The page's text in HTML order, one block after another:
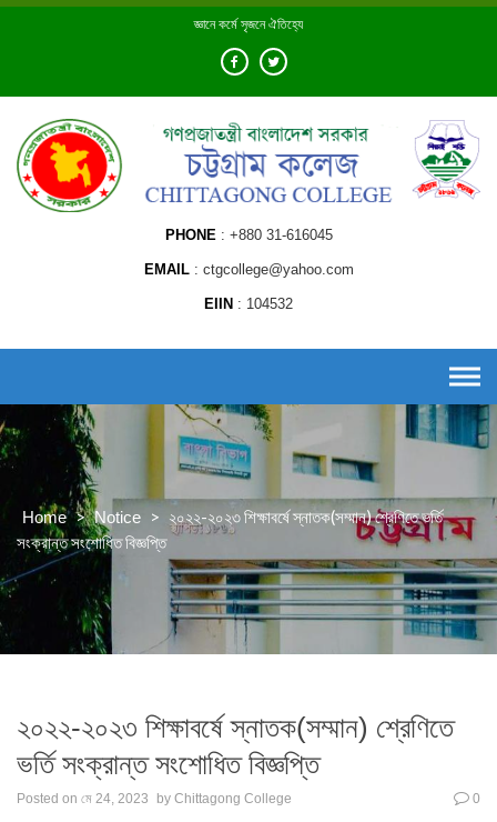
Skip
জ্ঞানে কর্মে সৃজনে ঐতিহ্যে
PHONE +880 31-616045
EMAIL ctgcollege@yahoo.com
EIIN 104532
Home > Notice > ২০২২-২০২৩ শিক্ষাবর্ষে স্নাতক(সম্মান) শ্রেণিতে ভর্তি
সংক্রান্ত সংশোধিত বিজ্ঞপ্তি
২০২২-২০২৩ শিক্ষাবর্ষে স্নাতক(সম্মান) শ্রেণিতে
ভর্তি সংক্রান্ত সংশোধিত বিজ্ঞপ্তি
Posted on মে 24, 2023 by Chittagong College 0